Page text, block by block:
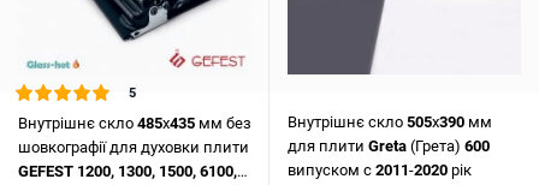
5
Внутрішнє скло 485х435 мм без
шовкографії для духовки плити
GEFEST 1200, 1300, 1500, 6100,
Внутрішнє скло 505х390 мм
для плити Greta (Грета) 600
випуском c 2011-2020 рік